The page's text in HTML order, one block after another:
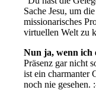
Sache Jesu, um
missionarisches
virtuellen Welt zu
Nun ja, wenn ich
Präsenz gar nicht
ist ein charmanter
noch nie gesehen.